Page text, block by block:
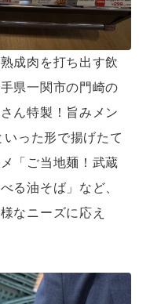
成肉を打ち出す飲
県一関市の門崎の
ん特製！旨みメン
った形で揚げたて
「ご当地麺！武蔵
る油そば」など、
なニーズに応え